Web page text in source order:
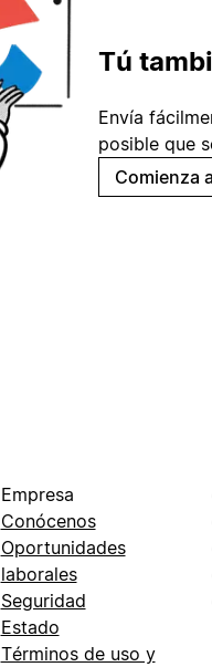
Tú
Envía
posible que
Comienza
Empresa
Conócenos
Oportunidades
laborales
Seguridad
Estado
Términos de uso y